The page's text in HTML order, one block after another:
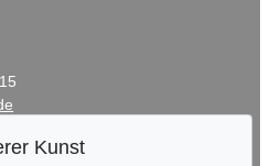
Kunst